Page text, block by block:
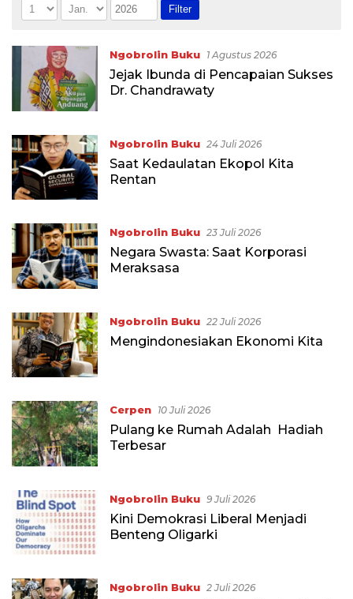
Ngobrolin Buku 1 Agustus 2026
Jejak Ibunda di Pencapaian Sukses
Dr. Chandrawaty
Ngobrolin Buku 24 Juli 2026
Saat Kedaulatan Ekopol Kita
Rentan
Ngobrolin Buku 23 Juli 2026
Negara Swasta: Saat Korporasi
Meraksasa
Ngobrolin Buku 22 Juli 2026
Mengindonesiakan Ekonomi Kita
Cerpen 10 Juli 2026
Pulang ke Rumah Adalah Hadiah
Terbesar
Ngobrolin Buku 9 Juli 2026
Kini Demokrasi Liberal Menjadi
Benteng Oligarki
Ngobrolin Buku 2 Juli 2026